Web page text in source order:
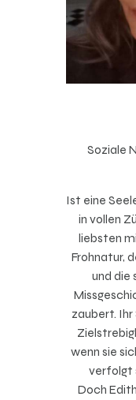
Soziale
Ist eine
in vollen
liebsten
Frohnatur,
und die
zaubert.
wenn sie
verfolgt
Doch